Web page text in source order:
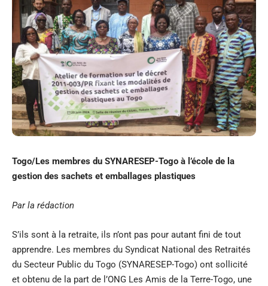
Togo/Les membres du SYNARESEP-Togo à l’école de la
gestion des sachets et emballages plastiques
Par la rédaction
S’ils sont à la retraite, ils n’ont pas pour autant fini de tout
apprendre. Les membres du Syndicat National des Retraités
du Secteur Public du Togo (SYNARESEP-Togo) ont sollicité
et obtenu de la part de l’ONG Les Amis de la Terre-Togo, une